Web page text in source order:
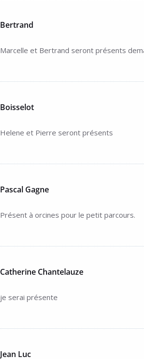
Bertrand
Marcelle et Bertrand seront présents
Boisselot
Helene et Pierre seront présents
Pascal Gagne
Présent à orcines pour le petit parcours.
Catherine Chantelauze
je serai présente
Jean Luc